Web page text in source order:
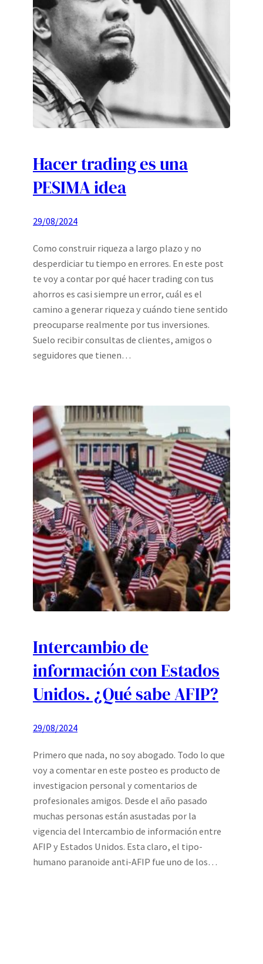
Hacer trading es una
PESIMA idea
29/08/2024
Como construir riqueza a largo plazo y no
desperdiciar tu tiempo en errores. En este post
te voy a contar por qué hacer trading con tus
ahorros es casi siempre un error, cuál es el
camino a generar riqueza y cuándo tiene sentido
preocuparse realmente por tus inversiones.
Suelo recibir consultas de clientes, amigos o
seguidores que tienen…
Intercambio de
información con Estados
Unidos. ¿Qué sabe AFIP?
29/08/2024
Primero que nada, no soy abogado. Todo lo que
voy a comentar en este posteo es producto de
investigacion personal y comentarios de
profesionales amigos. Desde el año pasado
muchas personas están asustadas por la
vigencia del Intercambio de información entre
AFIP y Estados Unidos. Esta claro, el tipo-
humano paranoide anti-AFIP fue uno de los…